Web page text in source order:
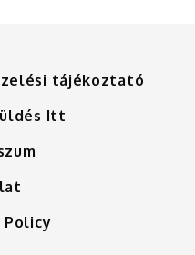
tájékoztató
Itt
Policy